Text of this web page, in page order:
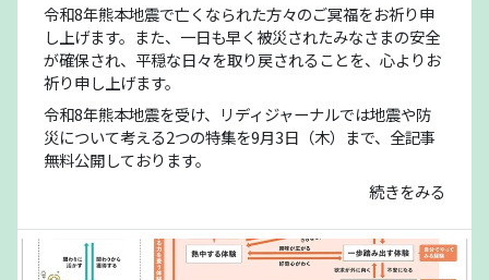
令和8年熊本地震で亡くなられた方々のご冥福をお祈り申
し上げます。また、一日も早く被災されたみなさまの安全
が確保され、平穏な日々を取り戻されることを、心よりお
祈り申し上げます。
令和8年熊本地震を受け、リディジャーナルでは地震や防
災について考える2つの特集を9月3日（木）まで、全記事
無料公開しております。
続きをみる